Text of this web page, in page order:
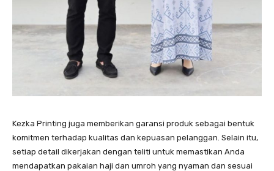
Kezka Printing juga memberikan garansi produk sebagai bentuk
komitmen terhadap kualitas dan kepuasan pelanggan. Selain itu,
setiap detail dikerjakan dengan teliti untuk memastikan Anda
mendapatkan pakaian haji dan umroh yang nyaman dan sesuai